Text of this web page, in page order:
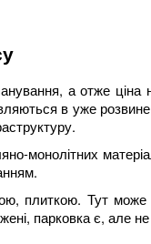
а отже
в уже
монолітних
плиткою. Тут
парковка є, але